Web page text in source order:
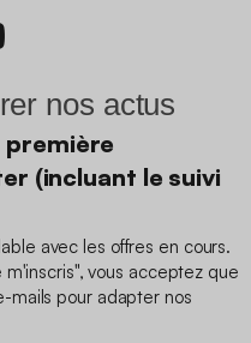
nos actus
(incluant le suivi
avec les offres en cours.
m'inscris", vous acceptez que
mails pour adapter nos